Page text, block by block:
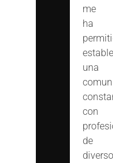
me
ha
una
con
de